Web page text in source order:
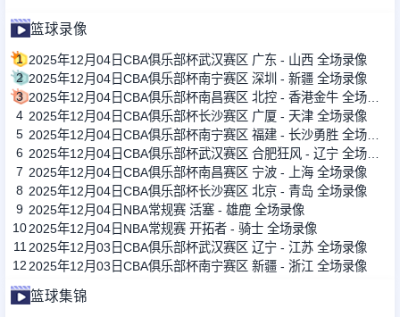
篮球录像
1 2025年12月04日CBA俱乐部杯武汉赛区 广东 - 山西 全场录像
2 2025年12月04日CBA俱乐部杯南宁赛区 深圳 - 新疆 全场录像
3
4 2025年12月04日CBA俱乐部杯长沙赛区 广厦 - 天津 全场录像
5
6
7 2025年12月04日CBA俱乐部杯南昌赛区 宁波 - 上海 全场录像
8 2025年12月04日CBA俱乐部杯长沙赛区 北京 - 青岛 全场录像
9 2025年12月04日NBA常规赛 活塞 - 雄鹿 全场录像
102025年12月04日NBA常规赛 开拓者 - 骑士 全场录像
11 2025年12月03日CBA俱乐部杯武汉赛区 辽宁 - 江苏 全场录像
12 2025年12月03日CBA俱乐部杯南宁赛区 新疆 - 浙江 全场录像
篮球集锦